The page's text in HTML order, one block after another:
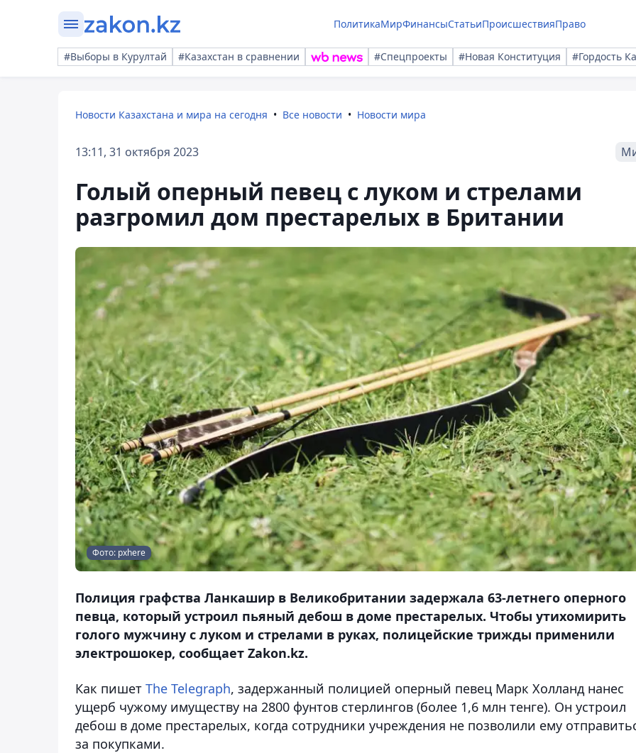
ПолитикаМирФинансыСтатьиПроисшествияПраво
#Выборы в Курултай #Казахстан в сравнении #Спецпроекты #Новая Конституция #Гордость
Новости Казахстана и мира на сегодня Все новости Новости мира
13:11, 31 октября 2023
Голый оперный певец с луком и стрелами
разгромил дом престарелых в Британии
Фото: pxhere
Полиция графства Ланкашир в Великобритании задержала 63-летнего оперного
певца, который устроил пьяный дебош в доме престарелых. Чтобы утихомирить
голого мужчину с луком и стрелами в руках, полицейские трижды применили
электрошокер, сообщает Zakon.kz.
Как пишет The Telegraph, задержанный полицией оперный певец Марк Холланд нанес
ущерб чужому имуществу на 2800 фунтов стерлингов (более 1,6 млн тенге). Он устроил
дебош в доме престарелых, когда сотрудники учреждения не позволили ему
за покупками.